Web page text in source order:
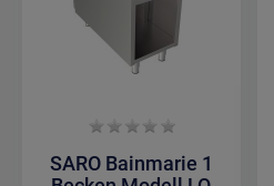
SARO Bainmarie 1